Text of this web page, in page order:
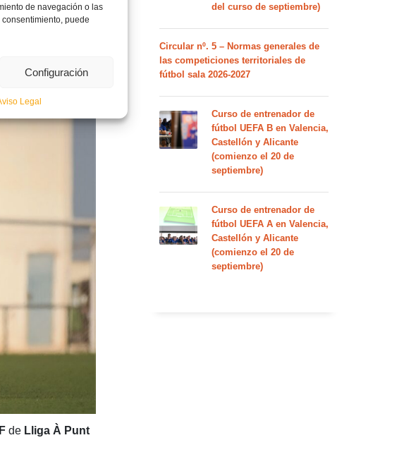
de navegación o las
puede
Configuración
Legal
de Lliga À Punt
del curso de septiembre)
Circular nº. 5 – Normas generales de
las competiciones territoriales de
fútbol sala 2026-2027
Curso de entrenador de
fútbol UEFA B en Valencia,
Castellón y Alicante
(comienzo el 20 de
septiembre)
Curso de entrenador de
fútbol UEFA A en Valencia,
Castellón y Alicante
(comienzo el 20 de
septiembre)